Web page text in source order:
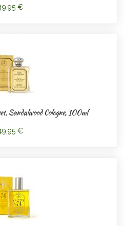
€
Sandalwood Cologne, 100ml
€